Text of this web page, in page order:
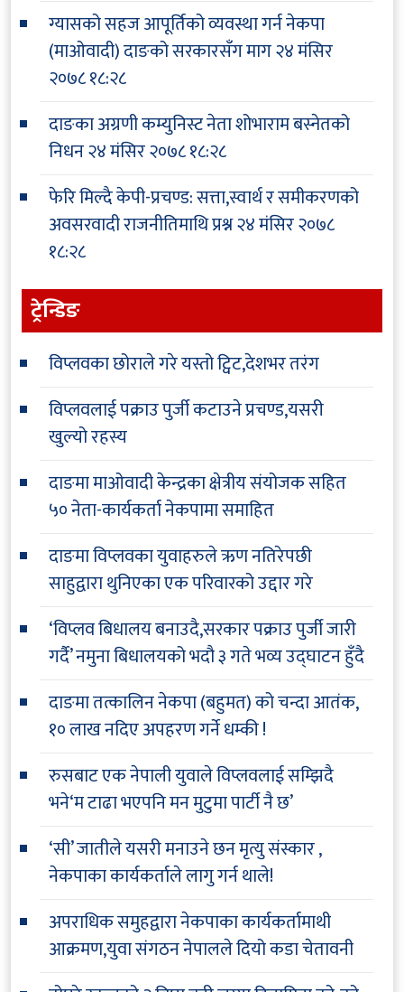
ग्यासको सहज आपूर्तिको व्यवस्था गर्न नेकपा
(माओवादी) दाङको सरकारसँग माग२४ मंसिर
२०७८ १८:२८
दाङका अग्रणी कम्युनिस्ट नेता शोभाराम बस्नेतको
निधन२४ मंसिर २०७८ १८:२८
फेरि मिल्दै केपी-प्रचण्ड: सत्ता,स्वार्थ र समीकरणको
अवसरवादी राजनीतिमाथि प्रश्न२४ मंसिर २०७८
१८:२८
ट्रेन्डिङ
विप्लवका छोराले गरे यस्तो ट्विट,देशभर तरंग
विप्लवलाई पक्राउ पुर्जी कटाउने प्रचण्ड,यसरी
खुल्यो रहस्य
दाङमा माओवादी केन्द्रका क्षेत्रीय संयोजक सहित
५० नेता-कार्यकर्ता नेकपामा समाहित
दाङमा विप्लवका युवाहरुले ऋण नतिरेपछी
साहुद्वारा थुनिएका एक परिवारको उद्दार गरे
‘विप्लव बिधालय बनाउदै,सरकार पक्राउ पुर्जी जारी
गर्दै’ नमुना बिधालयको भदौ ३ गते भव्य उद्घाटन हुँदै
दाङमा तत्कालिन नेकपा (बहुमत) को चन्दा आतंक,
१० लाख नदिए अपहरण गर्ने धम्की !
रुसबाट एक नेपाली युवाले विप्लवलाई सम्झिदै
भने‘म टाढा भएपनि मन मुटुमा पार्टी नै छ’
‘सी’ जातीले यसरी मनाउने छन मृत्यु संस्कार ,
नेकपाका कार्यकर्ताले लागु गर्न थाले!
अपराधिक समुहद्वारा नेकपाका कार्यकर्तामाथी
आक्रमण,युवा संगठन नेपालले दियो कडा चेतावनी